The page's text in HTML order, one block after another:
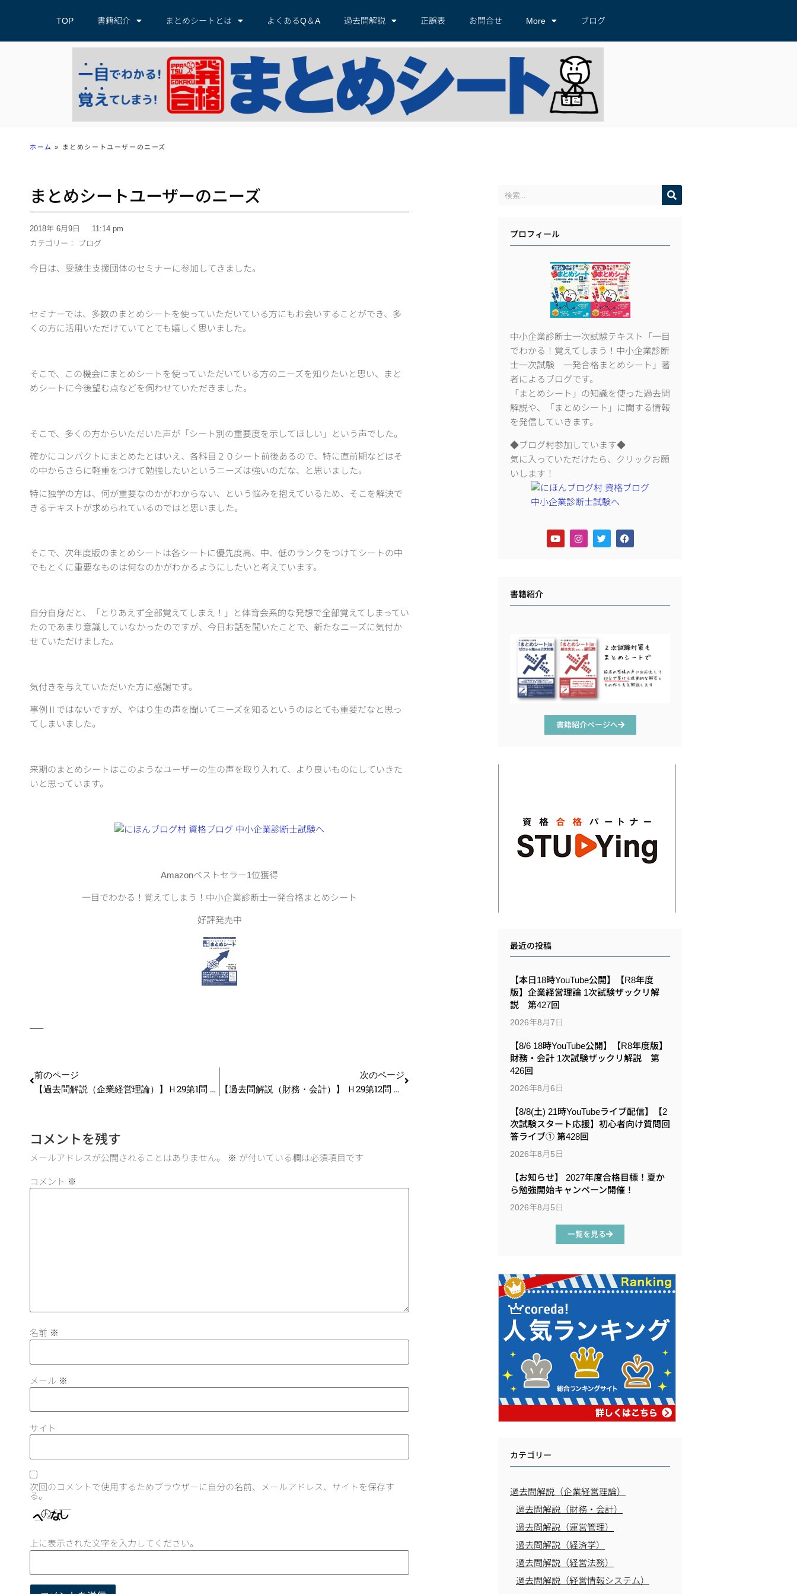
TOP 書籍紹介 まとめシートとは よくあるQ＆A 過去問解説 正誤表 お問合せ More ブログ
ホーム » まとめシートユーザーのニーズ
まとめシートユーザーのニーズ
2018年 6月9日
11:14 pm
カテゴリー：
ブログ
今日は、受験生支援団体のセミナーに参加してきました。
セミナーでは、多数のまとめシートを使っていただいている方にもお会いすることができ、多
くの方に活用いただけていてとても嬉しく思いました。
そこで、この機会にまとめシートを使っていただいている方のニーズを知りたいと思い、まと
めシートに今後望む点などを伺わせていただきました。
そこで、多くの方からいただいた声が「シート別の重要度を示してほしい」という声でした。
確かにコンパクトにまとめたとはいえ、各科目２０シート前後あるので、特に直前期などはそ
の中からさらに軽重をつけて勉強したいというニーズは強いのだな、と思いました。
特に独学の方は、何が重要なのかがわからない、という悩みを抱えているため、そこを解決で
きるテキストが求められているのではと思いました。
そこで、次年度版のまとめシートは各シートに優先度高、中、低のランクをつけてシートの中
でもとくに重要なものは何なのかがわかるようにしたいと考えています。
自分自身だと、「とりあえず全部覚えてしまえ！」と体育会系的な発想で全部覚えてしまってい
たのであまり意識していなかったのですが、今日お話を聞いたことで、新たなニーズに気付か
せていただけました。
気付きを与えていただいた方に感謝です。
事例Ⅱではないですが、やはり生の声を聞いてニーズを知るというのはとても重要だなと思っ
てしまいました。
来期のまとめシートはこのようなユーザーの生の声を取り入れて、より良いものにしていきた
いと思っています。
Amazonベストセラー1位獲得
一目でわかる！覚えてしまう！中小企業診断士一発合格まとめシート
好評発売中
—–
前のページ
【過去問解説（企業経営理論）】Ｈ29第1問 ドメイン
次のページ
【過去問解説（財務・会計）】 Ｈ29第12問 経営分析
コメントを残す
メールアドレスが公開されることはありません。 ※ が付いている欄は必須項目です
コメント ※
名前 ※
メール ※
サイト
次回のコメントで使用するためブラウザーに自分の名前、メールアドレス、サイトを保存す
る。
上に表示された文字を入力してください。
プロフィール
中小企業診断士一次試験テキスト「一目
でわかる！覚えてしまう！中小企業診断
士一次試験 一発合格まとめシート」著
者によるブログです。
「まとめシート」の知識を使った過去問
解説や、「まとめシート」に関する情報
を発信していきます。
◆ブログ村参加しています◆
気に入っていただけたら、クリックお願
いします！
書籍紹介
書籍紹介ページへ
最近の投稿
【本日18時YouTube公開】【R8年度
版】企業経営理論 1次試験ザックリ解
説 第427回
2026年8月7日
【8/6 18時YouTube公開】【R8年度版】
財務・会計 1次試験ザックリ解説 第
426回
2026年8月6日
【8/8(土) 21時YouTubeライブ配信】【2
次試験スタート応援】初心者向け質問回
答ライブ① 第428回
2026年8月5日
【お知らせ】 2027年度合格目標！夏か
ら勉強開始キャンペーン開催！
2026年8月5日
一覧を見る
カテゴリー
過去問解説（企業経営理論）
過去問解説（財務・会計）
過去問解説（運営管理）
過去問解説（経済学）
過去問解説（経営法務）
過去問解説（経営情報システム）